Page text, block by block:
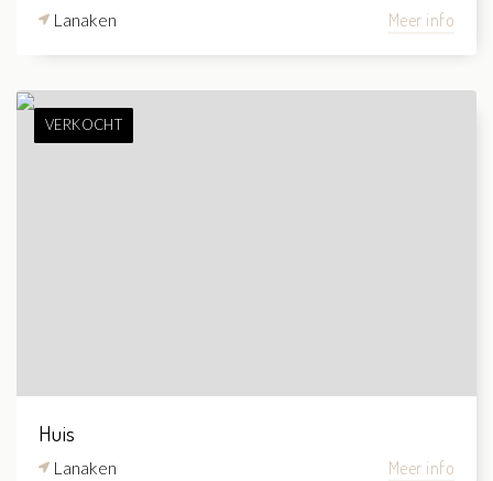
Lanaken Meer info
VERKOCHT
Huis
Lanaken Meer info